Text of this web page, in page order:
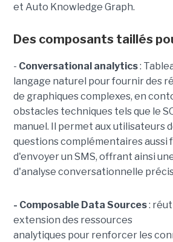
et Auto Knowledge Graph.
Des composants taillés
- Conversational analytics:
langage naturel pour fournir des
de graphiques complexes, en
obstacles techniques tels que le
manuel. Il permet aux utilisateurs
questions complémentaires aussi
d'envoyer un SMS, offrant ainsi
d'analyse conversationnelle
- Composable Data Sources:
extension des ressources
analytiques pour renforcer les